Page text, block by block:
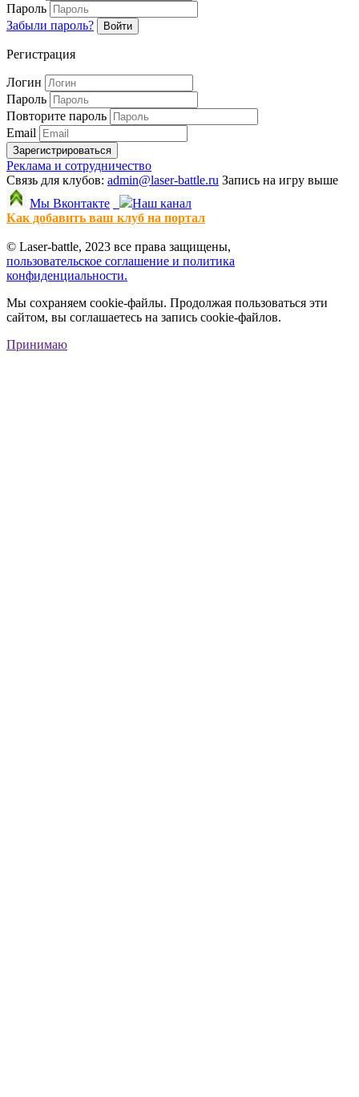
Пароль
Забыли пароль?
Войти
Регистрация
Логин
Пароль
Повторите пароль
Email
Зарегистрироваться
Реклама и сотрудничество
Связь для клубов: admin@laser-battle.ru Запись на игру выше
Мы Вконтакте
Наш канал
Как добавить ваш клуб на портал
© Laser-battle, 2023 все права защищены,
пользовательское соглашение и политика
конфиденциальности.
Мы сохраняем cookie-файлы. Продолжая пользоваться эти
сайтом, вы соглашаетесь на запись cookie-файлов.
Принимаю